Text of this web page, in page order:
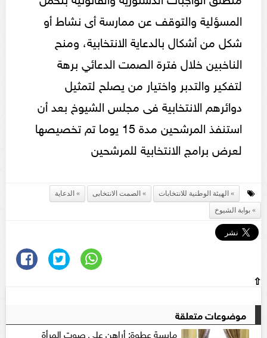
المسؤلية والتوقف عن ممارسة أى نشاط أو
شكل من أشكال بالدعاية الانتخابية، ومنح
الناخبين خلال فترة الصمت الدعائي برهة
لتفكير والتدبر واختيار من يصلح لتمثيل
دوائرهم الانتخابية فى مجلس الشيوخ بعد أن
استنفذ المرشحين مدة 15 يوما تم تخصيصها
لعرض برامج الانتخابية للمرشحين
الهيئة الوطنية للانتخابات الصمت الانتخابى
الدعاية
بوابة الشيوخ
⇧
موضوعات متعلقة
مايسة عطوة: أراهن على صوت المرأة